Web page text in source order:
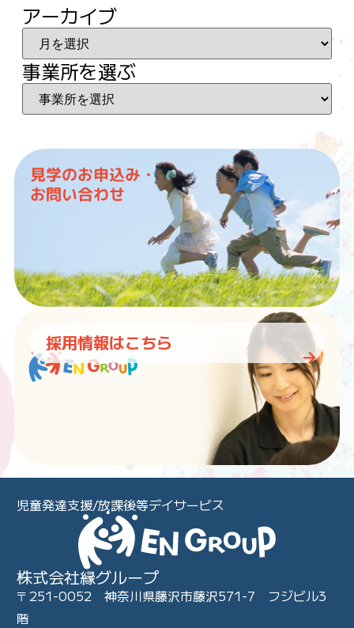
アーカイブ
事業所を選ぶ
見学のお申込み・
お問い合わせ
採用情報はこちら
児童発達支援/放課後等デイサービス
株式会社縁グループ
〒251-0052 神奈川県藤沢市藤沢571-7 フジビル3
階